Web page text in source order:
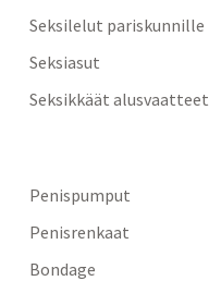
Seksilelut pariskunnille
Seksiasut
Seksikkäät alusvaatteet
Penispumput
Penisrenkaat
Bondage